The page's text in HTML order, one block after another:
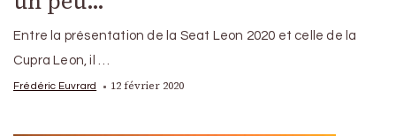
Entre la présentation de la Seat Leon 2020 et celle de la
Cupra Leon, il …
Frédéric Euvrard 12 février 2020